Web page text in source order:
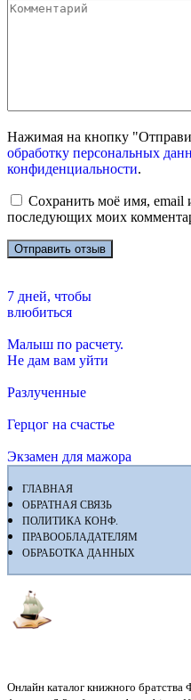
Нажимая на кнопку
обработку персональных
конфиденциальности.
Сохранить моё имя, email
последующих моих
7 дней, чтобы
влюбиться
Малыш по расчету.
Не дам вам уйти
Разлученные
Герцог на счастье
Экзамен для мажора
ГЛАВНАЯ
ОБРАТНАЯ СВЯЗЬ
ПОЛИТИКА КОНФ.
ПРАВООБЛАДАТЕЛЯМ
ОБРАБОТКА ДАННЫХ
Онлайн каталог книжного братства